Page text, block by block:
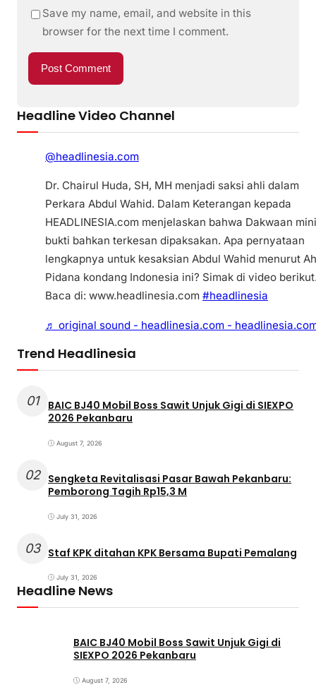
Save my name, email, and website in this
browser for the next time I comment.
Headline Video Channel
@headlinesia.com
Dr. Chairul Huda, SH, MH menjadi saksi ahli dalam
Perkara Abdul Wahid. Dalam Keterangan kepada
HEADLINESIA.com menjelaskan bahwa Dakwaan
bukti bahkan terkesan dipaksakan. Apa pernyataan
lengkapnya untuk kesaksian Abdul Wahid menurut
Pidana kondang Indonesia ini? Simak di video
Baca di: www.headlinesia.com #headlinesia
♬ original sound - headlinesia.com -
Trend Headlinesia
01
BAIC BJ40 Mobil Boss Sawit Unjuk Gigi di SIEXPO
2026 Pekanbaru
August 7, 2026
02 Sengketa Revitalisasi Pasar Bawah Pekanbaru:
Pemborong Tagih Rp15,3 M
July 31, 2026
03 Staf KPK ditahan KPK Bersama Bupati Pemalang
July 31, 2026
Headline News
BAIC BJ40 Mobil Boss Sawit Unjuk Gigi di
SIEXPO 2026 Pekanbaru
August 7, 2026